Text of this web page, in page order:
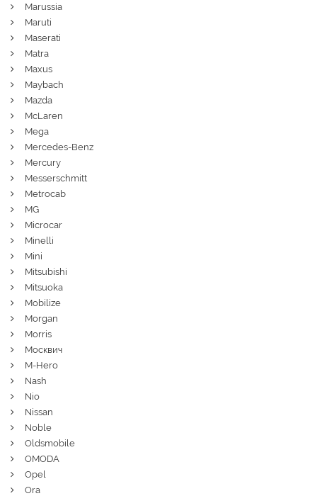
Marussia
Maruti
Maserati
Matra
Maxus
Maybach
Mazda
McLaren
Mega
Mercedes-Benz
Mercury
Messerschmitt
Metrocab
MG
Microcar
Minelli
Mini
Mitsubishi
Mitsuoka
Mobilize
Morgan
Morris
Москвич
M-Hero
Nash
Nio
Nissan
Noble
Oldsmobile
OMODA
Opel
Ora